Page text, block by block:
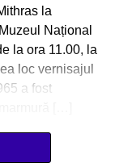
la
Național
la ora 11.00, la
loc vernisajul
a fost